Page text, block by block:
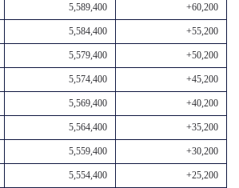
5,589,400 +60,200
5,584,400 +55,200
5,579,400 +50,200
5,574,400 +45,200
5,569,400 +40,200
5,564,400 +35,200
5,559,400 +30,200
5,554,400 +25,200